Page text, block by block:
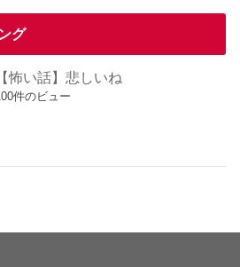
グ
【怖い話】悲しいね
件のビュー